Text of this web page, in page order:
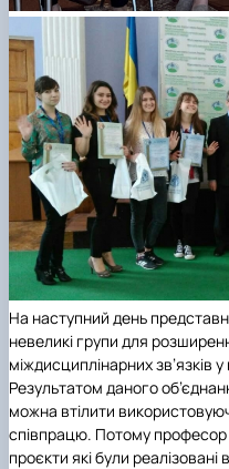
На наступний день
невеликі групи для
міждисциплінарних зв’язків
Результатом даного
можна втілити
співпрацю. Потому професор
проєкти які були реалізовані